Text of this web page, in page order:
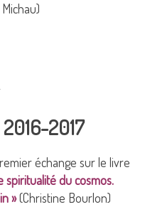
2017
échange sur le livre
spiritualité du cosmos.
»(Christine Bourlon)